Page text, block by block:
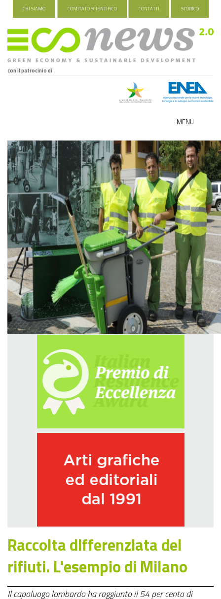
CHI SIAMO COMITATO SCIENTIFICO CONTATTI STORICO
con il patrocinio di
MENU
ECO-NOMY
INDUSTRIA VERDE
FOOD&TRAVEL
HEALTH&WELLNESS
GREEN TECH
GLOCAL
ECO-EVENTI
ECOINCENTRIAMOCI
Raccolta differenziata dei
rifiuti. L'esempio di Milano
Il capoluogo lombardo ha raggiunto il 54 per cento di